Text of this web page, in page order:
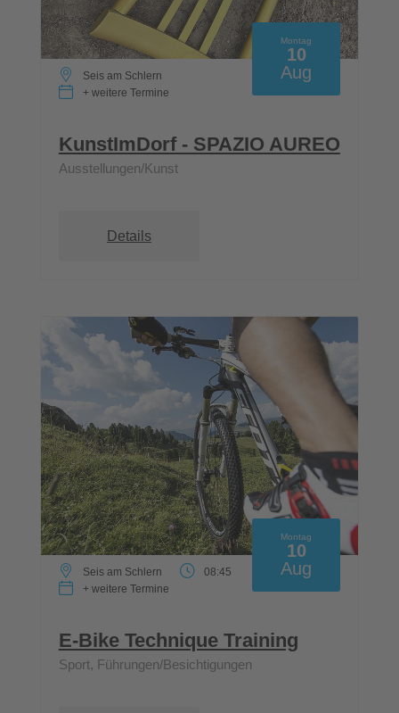
Montag
10
Aug
Seis am Schlern
+ weitere Termine
KunstImDorf - SPAZIO AUREO
Ausstellungen/Kunst
Details
Montag
10
Aug
Seis am Schlern
08:45
+ weitere Termine
E-Bike Technique Training
Sport, Führungen/Besichtigungen